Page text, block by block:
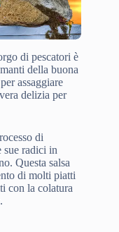
di pescatori è
della buona
assaggiare
delizia per
di
sue radici in
Questa salsa
di molti piatti
con la colatura